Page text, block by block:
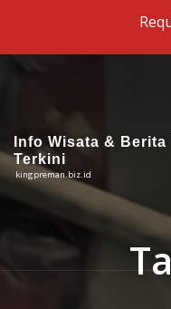
Info Wisata &
Terkini
kingpreman.biz.id